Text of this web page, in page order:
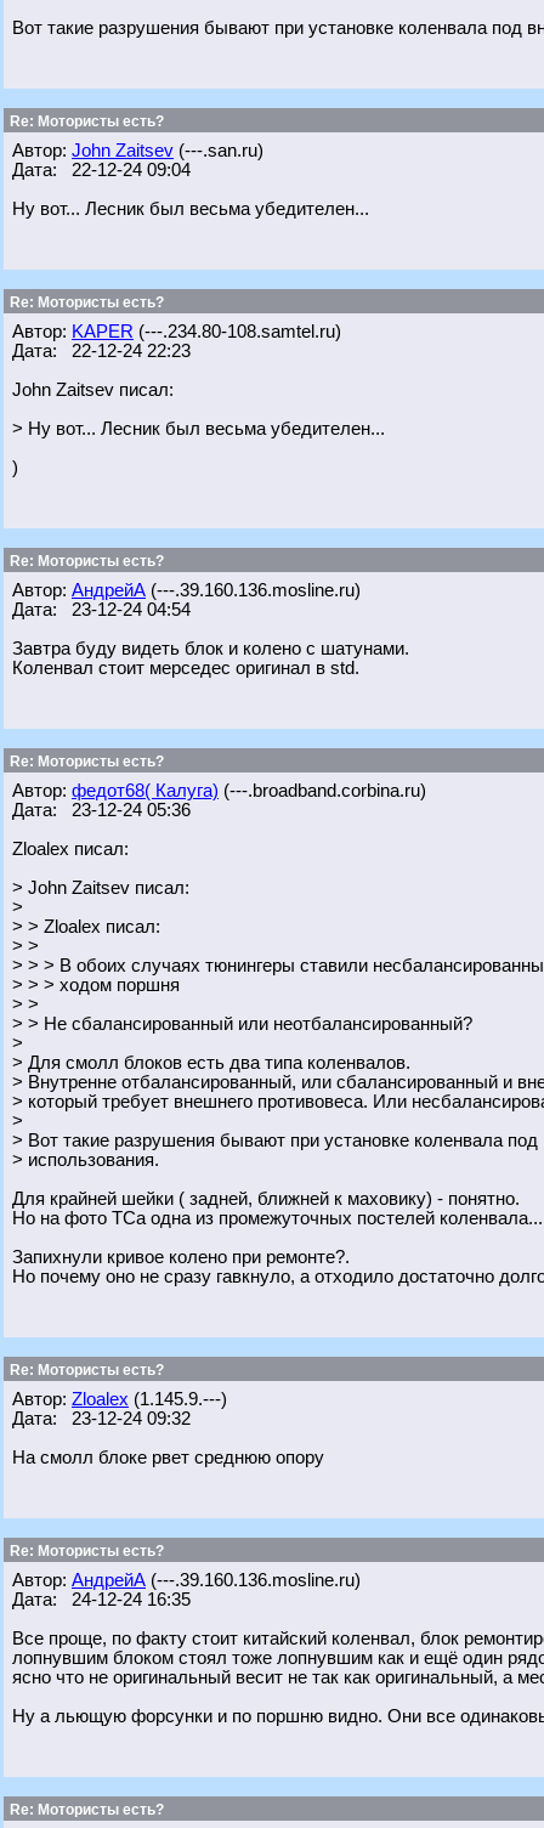
Вот такие разрушения бывают при установке коленвала под
Re: Мотористы есть?
Автор: John Zaitsev (---.san.ru)
Дата: 22-12-24 09:04
Ну вот... Лесник был весьма убедителен...
Re: Мотористы есть?
Автор: KAPER (---.234.80-108.samtel.ru)
Дата: 22-12-24 22:23
John Zaitsev писал:
> Ну вот... Лесник был весьма убедителен...
)
Re: Мотористы есть?
Автор: АндрейА (---.39.160.136.mosline.ru)
Дата: 23-12-24 04:54
Завтра буду видеть блок и колено с шатунами.
Коленвал стоит мерседес оригинал в std.
Re: Мотористы есть?
Автор: федот68( Калуга) (---.broadband.corbina.ru)
Дата: 23-12-24 05:36
Zloalex писал:
> John Zaitsev писал:
>
> > Zloalex писал:
> >
> > > В обоих случаях тюнингеры ставили
> > > ходом поршня
> >
> > Не сбалансированный или неотбалансированный?
>
> Для смолл блоков есть два типа коленвалов.
> Внутренне отбалансированный, или сбалансированный и
> который требует внешнего противовеса. Или
>
> Вот такие разрушения бывают при установке коленвала
> использования.
Для крайней шейки ( задней, ближней к маховику) - понятно.
Но на фото ТСа одна из промежуточных постелей коленвала...
Запихнули кривое колено при ремонте?.
Но почему оно не сразу гавкнуло, а отходило достаточно
Re: Мотористы есть?
Автор: Zloalex (1.145.9.---)
Дата: 23-12-24 09:32
На смолл блоке рвет среднюю опору
Re: Мотористы есть?
Автор: АндрейА (---.39.160.136.mosline.ru)
Дата: 24-12-24 16:35
Все проще, по факту стоит китайский коленвал, блок
лопнувшим блоком стоял тоже лопнувшим как и ещё один
ясно что не оригинальный весит не так как оригинальный, а
Ну а льющую форсунки и по поршню видно. Они все
Re: Мотористы есть?